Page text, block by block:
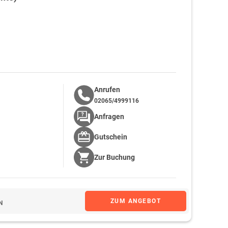
ZUM ANGEBOT
Anrufen
02065/4999116
Anfragen
Gutschein
Zur Buchung